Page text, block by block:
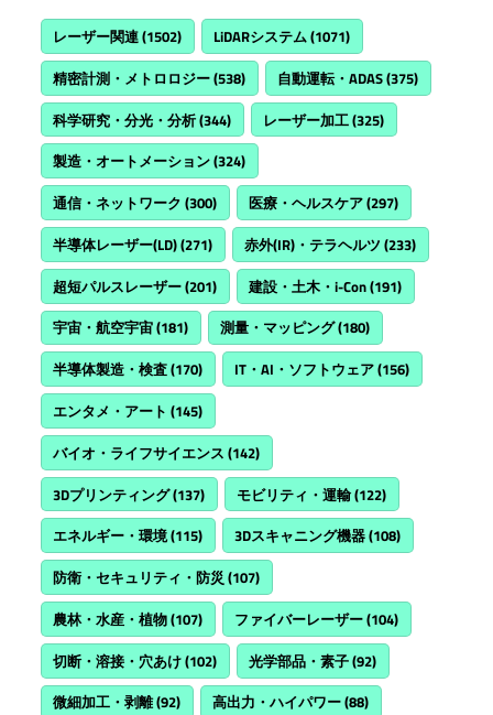
レーザー関連(1502) LiDARシステム(1071)
精密計測・メトロロジー(538) 自動運転・ADAS(375)
科学研究・分光・分析(344) レーザー加工(325)
製造・オートメーション(324)
通信・ネットワーク (300) 医療・ヘルスケア(297)
半導体レーザー(LD)(271) 赤外(IR)・テラヘルツ (233)
超短パルスレーザー(201) 建設・土木・i-Con(191)
宇宙・航空宇宙(181) 測量・マッピング(180)
半導体製造・検査(170) IT・AI・ソフトウェア(156)
エンタメ・アート (145)
バイオ・ライフサイエンス (142)
3Dプリンティング(137) モビリティ・運輸(122)
エネルギー・環境(115) 3Dスキャニング機器(108)
防衛・セキュリティ・防災(107)
農林・水産・植物(107) ファイバーレーザー(104)
切断・溶接・穴あけ(102) 光学部品・素子(92)
微細加工・剥離(92) 高出力・ハイパワー(88)